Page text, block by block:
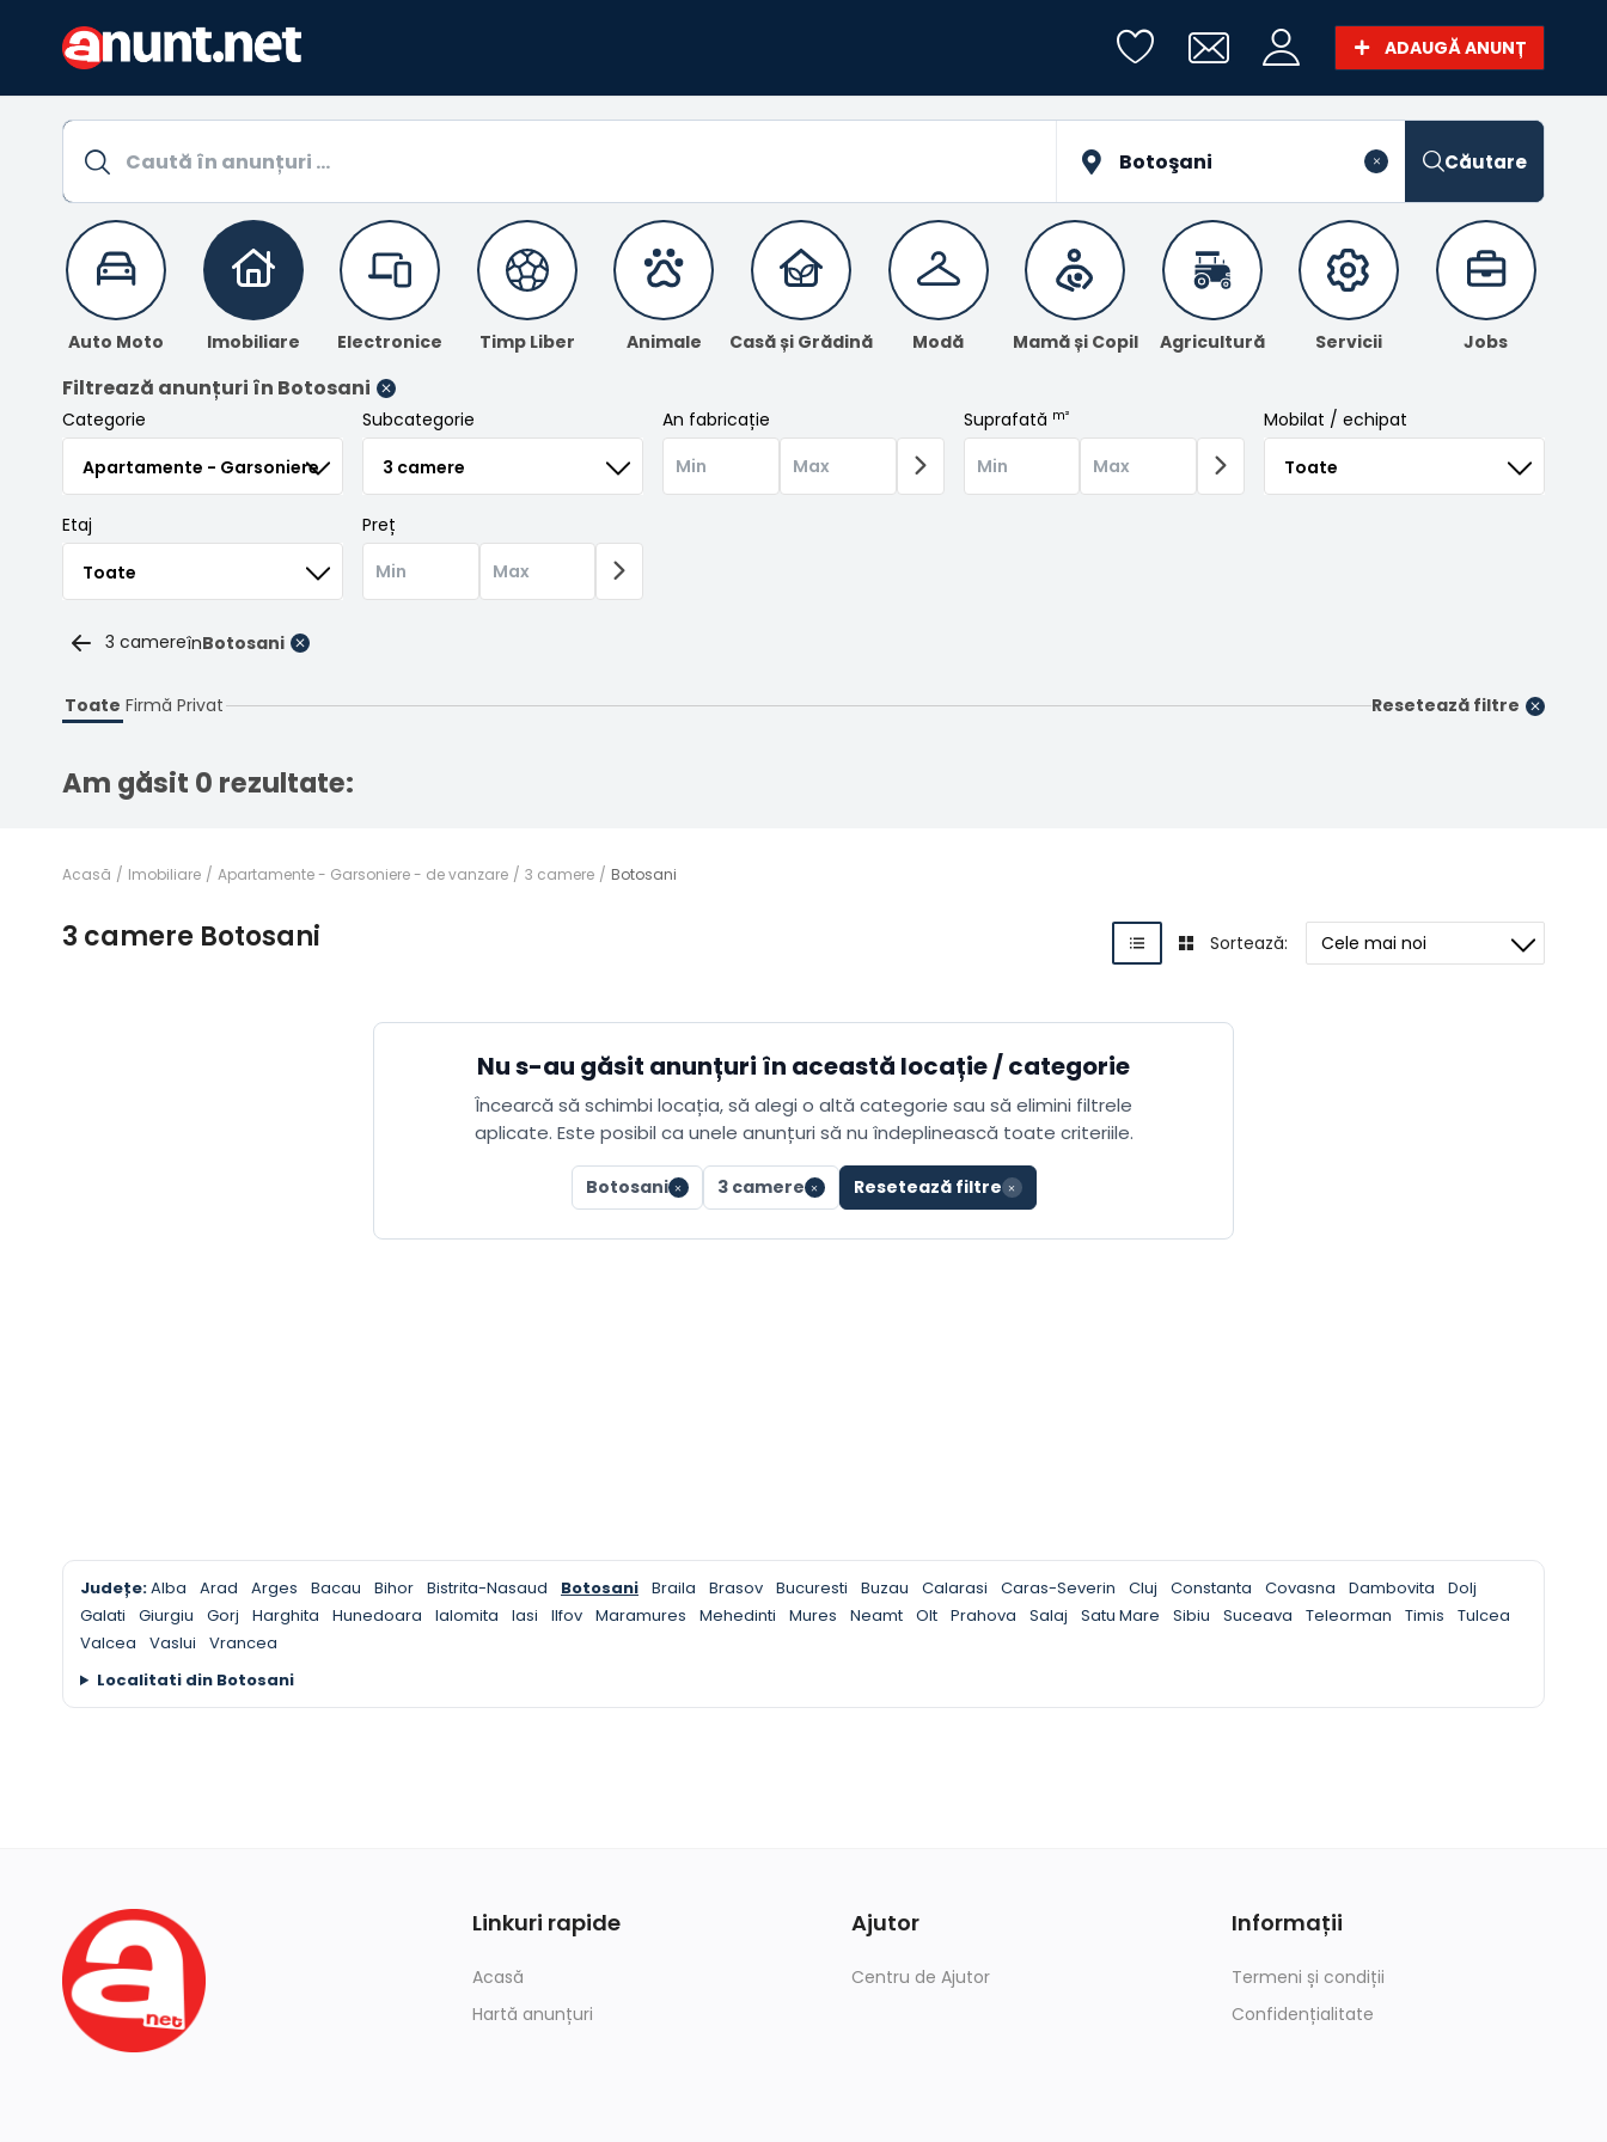
ADAUGĂ ANUNȚ
Căutare
Auto Moto Imobiliare Electronice Timp Liber Animale Casă și Grădină Modă Mamă și Copil Agricultură Servicii Jobs
Filtrează anunțuri în Botosani
Categorie Subcategorie An fabricație Suprafată m² Mobilat / echipat
Etaj Preț
3 camereînBotosani
Toate Firmă Privat Resetează filtre
Am găsit 0 rezultate:
Acasă Imobiliare Apartamente - Garsoniere - de vanzare 3 camere Botosani
3 camere Botosani Sortează:
Nu s-au găsit anunțuri în această locație / categorie
Încearcă să schimbi locația, să alegi o altă categorie sau să elimini filtrele
aplicate. Este posibil ca unele anunțuri să nu îndeplinească toate criteriile.
Botosani 3 camere Resetează filtre
Județe:Alba Arad Arges Bacau Bihor Bistrita-Nasaud Botosani Braila Brasov Bucuresti Buzau Calarasi Caras-Severin Cluj Constanta Covasna Dambovita
Dolj
Galati
Giurgiu Gorj Harghita Hunedoara Ialomita Iasi Ilfov Maramures Mehedinti Mures Neamt Olt Prahova Salaj Satu Mare Sibiu Suceava Teleorman Timis
Tulcea
Valcea
Vaslui
Vrancea
Localitati din Botosani
Linkuri rapide
Acasă
Hartă anunțuri
Ajutor
Centru de Ajutor
Informații
Termeni și condiții
Confidențialitate